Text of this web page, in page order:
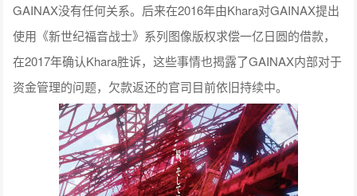
GAINAX没有任何关系。后来在2016年由Khara对GAINAX提出
使用《新世纪福音战士》系列图像版权求偿一亿日圆的借款，
在2017年确认Khara胜诉，这些事情也揭露了GAINAX内部对于
资金管理的问题，欠款返还的官司目前依旧持续中。